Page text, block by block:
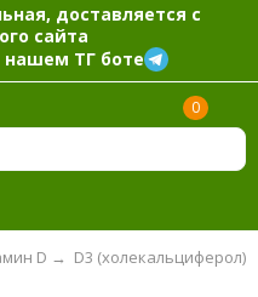
доставляется с
сайта
нашем ТГ боте
0
D → D3 (холекальциферол)